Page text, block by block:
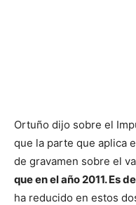
Ortuño dijo sobre el
que la parte que aplica
de gravamen sobre el
que en el año 2011. Es
ha reducido en estos